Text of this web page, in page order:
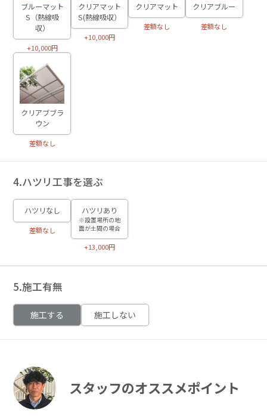
ブルーマット
S（熱線吸
収）
+10,000円
クリアマット
S(熱線吸収）
+10,000円
クリアマット
差額なし
クリアブルー
差額なし
クリアブブラ
ウン
差額なし
4.ハツリ工事を選ぶ
ハツリなし
差額なし
ハツリあり
※設置場所の地
面が土間の場合
+13,000円
5.施工有無
施工する 施工しない
スタッフのオススメポイント